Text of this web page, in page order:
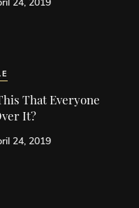
24, 2019
That Everyone
It?
24, 2019